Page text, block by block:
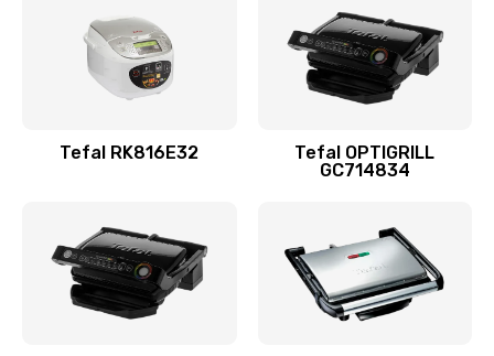
Tefal RK816E32
Tefal OPTIGRILL
GC714834